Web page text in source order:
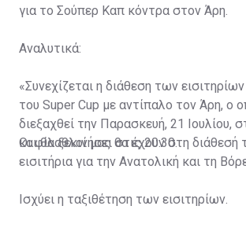
για το Σούπερ Καπ κόντρα στον Άρη.
Αναλυτικά:
«Συνεχίζεται η διάθεση των
του Super Cup με αντίπαλο τον Άρη, ο
διεξαχθεί την Παρασκευή, 21 Ιουλίου,
και θα ξεκινήσει στις 20:30.
Οι φίλαθλοί μας θα έχουν στη διάθεσή
εισιτήρια για την Ανατολική και τη
Ισχύει η ταξιθέτηση των εισιτηρίων.